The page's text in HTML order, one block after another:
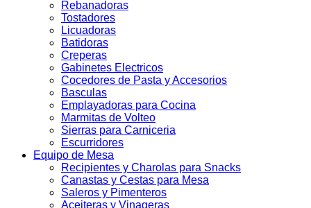
Rebanadoras
Tostadores
Licuadoras
Batidoras
Creperas
Gabinetes Electricos
Cocedores de Pasta y Accesorios
Basculas
Emplayadoras para Cocina
Marmitas de Volteo
Sierras para Carniceria
Escurridores
Equipo de Mesa
Recipientes y Charolas para Snacks
Canastas y Cestas para Mesa
Saleros y Pimenteros
Aceiteras y Vinageras